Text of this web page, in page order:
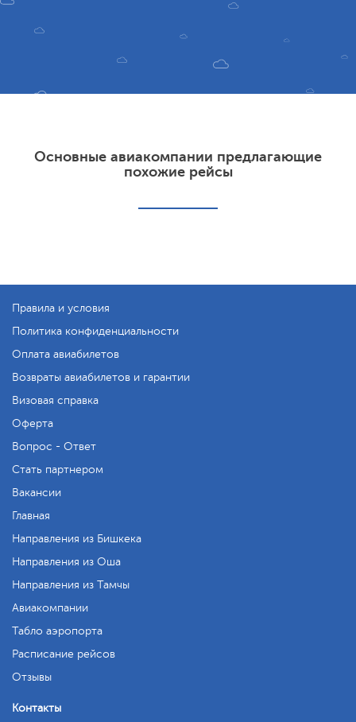
Основные авиакомпании предлагающие
похожие рейсы
Правила и условия
Политика конфиденциальности
Оплата авиабилетов
Возвраты авиабилетов и гарантии
Визовая справка
Оферта
Вопрос - Ответ
Стать партнером
Вакансии
Главная
Направления из Бишкека
Направления из Оша
Направления из Тамчы
Авиакомпании
Табло аэропорта
Расписание рейсов
Отзывы
Контакты